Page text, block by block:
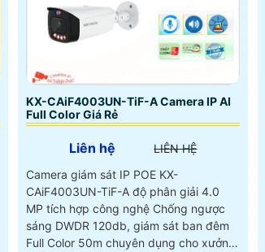
KX-CAiF4003UN-TiF-A Camera IP AI
Full Color Giá Rẻ
Liên hệ
LIÊN HỆ
Camera giám sát IP POE KX-
CAiF4003UN-TiF-A độ phân giải 4.0
MP tích hợp công nghệ Chống ngược
sáng DWDR 120db, giám sát ban đêm
Full Color 50m chuyên dụng cho xưởng